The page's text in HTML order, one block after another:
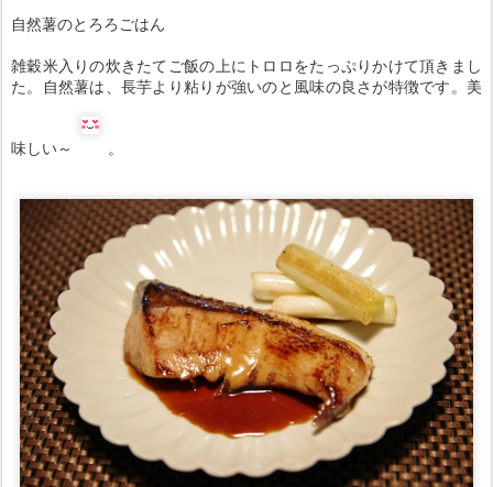
雑穀米入りの炊きたてご飯の上にトロロをたっぷりかけて頂きまし
た。自然薯は、長芋より粘りが強いのと風味の良さが特徴です。美
味しい～ 。